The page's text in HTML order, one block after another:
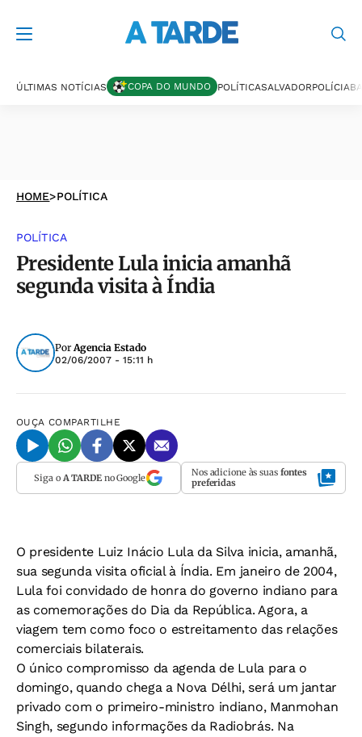
ÚLTIMAS NOTÍCIAS COPA DO MUNDO POLÍTICASALVADORPOLÍCIA
HOME>POLÍTICA
POLÍTICA
Presidente Lula inicia amanhã
segunda visita à Índia
PorAgencia Estado
02/06/2007 - 15:11 h
OUÇA COMPARTILHE
Siga o A TARDEno Google Nos adicione às suas fontes
preferidas
O presidente Luiz Inácio Lula da Silva inicia, amanhã,
sua segunda visita oficial à Índia. Em janeiro de 2004,
Lula foi convidado de honra do governo indiano para
as comemorações do Dia da República. Agora, a
viagem tem como foco o estreitamento das relações
comerciais bilaterais.
O único compromisso da agenda de Lula para o
domingo, quando chega a Nova Délhi, será um jantar
privado com o primeiro-ministro indiano, Manmohan
Singh, segundo informações da Radiobrás. Na